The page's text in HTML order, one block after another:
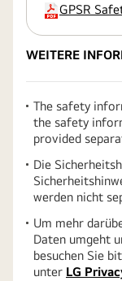
Erweiterung
GPSR
WEITERE
The safety
the safety
provided
Die
werden nicht
Um mehr
Daten umgeht
besuchen Sie
unter LG